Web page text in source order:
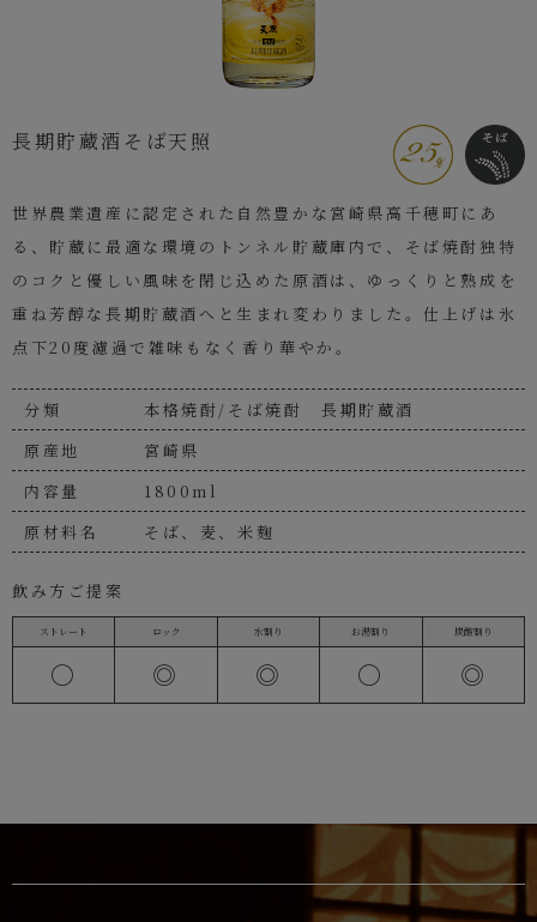
長期貯蔵酒そば天照
世界農業遺産に認定された自然豊かな宮崎県高千穂町にあ
る、貯蔵に最適な環境のトンネル貯蔵庫内で、そば焼酎独特
のコクと優しい風味を閉じ込めた原酒は、ゆっくりと熟成を
重ね芳醇な長期貯蔵酒へと生まれ変わりました。仕上げは氷
点下20度濾過で雑味もなく香り華やか。
分類
本格焼酎/そば焼酎 長期貯蔵酒
原産地
宮崎県
内容量
1800ml
原材料名
そば、麦、米麹
飲み方ご提案
ストレート
〇
ロック
◎
水割り
◎
お湯割り
〇
炭酸割り
◎